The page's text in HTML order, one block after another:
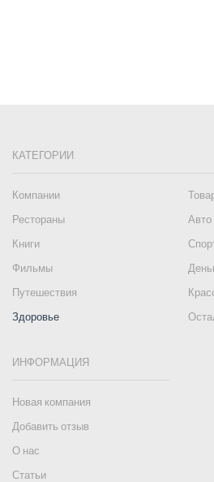
КАТЕГОРИИ
Компании
Рестораны
Авто
Книги
Фильмы
Путешествия
Здоровье
ИНФОРМАЦИЯ
Новая компания
Добавить отзыв
О нас
Статьи